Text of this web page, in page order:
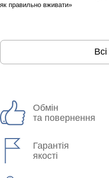
як правильно вживати»
Всі
Обмін
та повернення
Гарантія
якості